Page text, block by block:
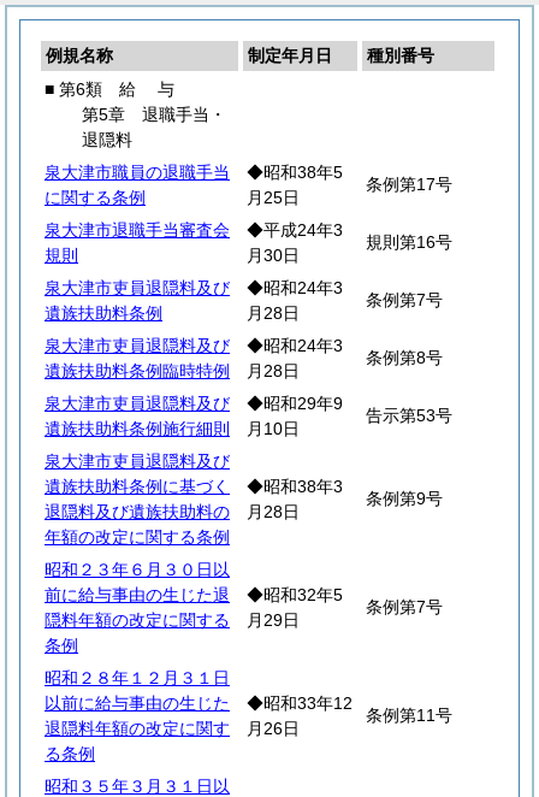
例規名称 制定年月日
種別番号
■ 第6類 給 与
第5章 退職手当・
退隠料
泉大津市職員の退職手当
に関する条例
◆昭和38年5
月25日
条例第17号
泉大津市退職手当審査会
規則
◆平成24年3
月30日
規則第16号
泉大津市吏員退隠料及び
遺族扶助料条例
◆昭和24年3
月28日
条例第7号
泉大津市吏員退隠料及び
遺族扶助料条例臨時特例
◆昭和24年3
月28日
条例第8号
泉大津市吏員退隠料及び
遺族扶助料条例施行細則
◆昭和29年9
月10日
告示第53号
泉大津市吏員退隠料及び
遺族扶助料条例に基づく
退隠料及び遺族扶助料の
年額の改定に関する条例
◆昭和38年3
月28日
条例第9号
昭和２３年６月３０日以
前に給与事由の生じた退
隠料年額の改定に関する
条例
◆昭和32年5
月29日
条例第7号
昭和２８年１２月３１日
以前に給与事由の生じた
退隠料年額の改定に関す
る条例
◆昭和33年12
月26日
条例第11号
昭和３５年３月３１日以